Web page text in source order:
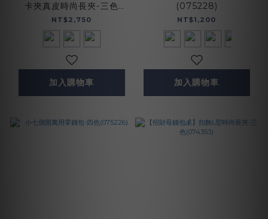
卡夾真皮時尚長夾-三色
(074129)
NT$2,750
加入購物車
(075228)
NT$1,200
加入購物車